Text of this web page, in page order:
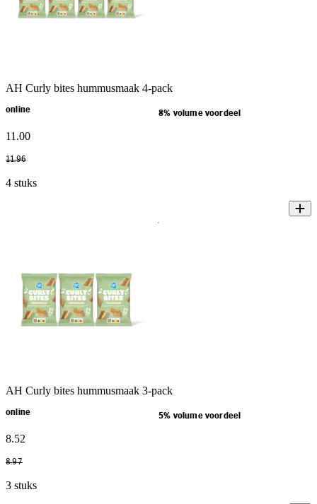
AH Curly bites hummusmaak 4-pack
online 8% volume voordeel
11 .00
11.96
4 stuks
AH Curly bites hummusmaak 3-pack
online 5% volume voordeel
8.52
8.97
3 stuks